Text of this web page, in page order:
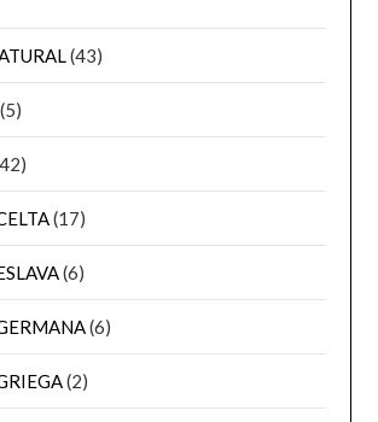
(43)
(5)
(17)
(6)
(6)
(2)